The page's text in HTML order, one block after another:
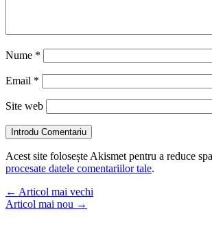
Nume *
Email *
Site web
Introdu Comentariu
Acest site folosește Akismet pentru a reduce
procesate datele comentariilor tale.
← Articol mai vechi
Articol mai nou →